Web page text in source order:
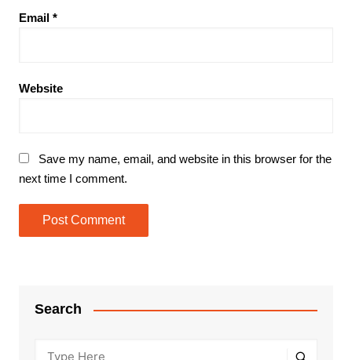
Email *
Website
Save my name, email, and website in this browser for the
next time I comment.
Search